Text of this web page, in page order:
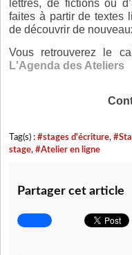
lettres, de fictions ou
faites à partir de textes
de découvrir de
L'Agenda des Ateliers
Tag(s) : #stages d'écriture,
stage, #Atelier en ligne
Partager cet article